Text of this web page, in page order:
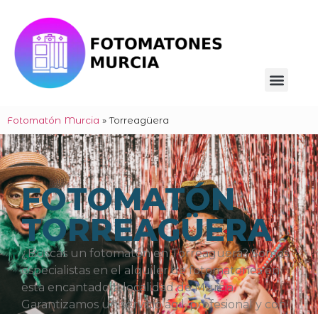
Fotomatón Murcia »Torreagüera
FOTOMATÓN
TORREAGÜERA
¿Buscas un fotomatón en Torreagüera? Somos
especialistas en el alquiler de fotomatones en
esta encantadora localidad de Murcia.
Garantizamos un servicio ágil, profesional y con